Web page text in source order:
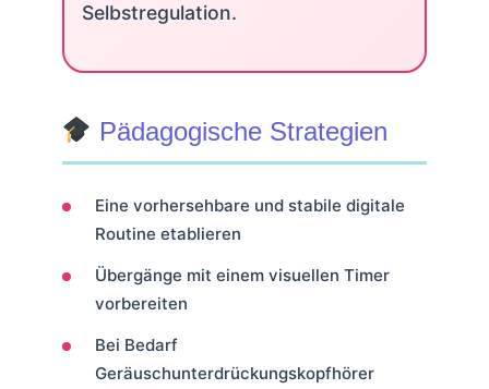
Selbstregulation.
Pädagogische Strategien
Eine vorhersehbare und stabile digitale
Routine etablieren
Übergänge mit einem visuellen Timer
vorbereiten
Bei Bedarf
Geräuschunterdrückungskopfhörer